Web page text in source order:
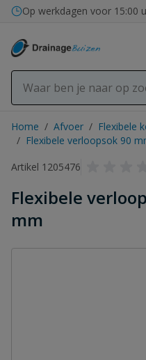
Ga naar de inhoud
Bezorging in binnen- en
Op werkdagen voor 15:00
Home / Afvoer / Flexibele
/ Flexibele verloopsok 90
Artikel 1205476
Flexibele
mm